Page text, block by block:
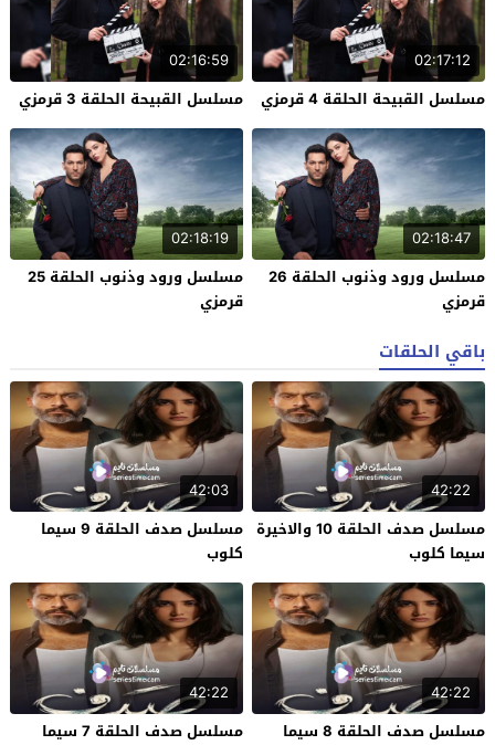
02:17:12
مسلسل القبيحة الحلقة 4 قرمزي
02:16:59
مسلسل القبيحة الحلقة 3 قرمزي
02:18:47
مسلسل ورود وذنوب الحلقة 26
قرمزي
02:18:19
مسلسل ورود وذنوب الحلقة 25
قرمزي
باقي الحلقات
42:22
مسلسل صدف الحلقة 10 والاخيرة
سيما كلوب
42:03
مسلسل صدف الحلقة 9 سيما
كلوب
42:22
مسلسل صدف الحلقة 8 سيما
42:22
مسلسل صدف الحلقة 7 سيما